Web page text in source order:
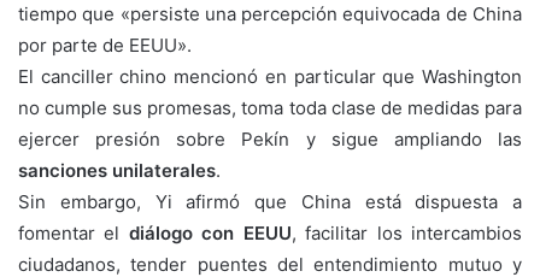
tiempo que «persiste una percepción equivocada de China
por parte de EEUU».
El canciller chino mencionó en particular que Washington
no cumple sus promesas, toma toda clase de medidas para
ejercer presión sobre Pekín y sigue ampliando las
sanciones unilaterales.
Sin embargo, Yi afirmó que China está dispuesta a
fomentar el diálogo con EEUU, facilitar los intercambios
ciudadanos, tender puentes del entendimiento mutuo y